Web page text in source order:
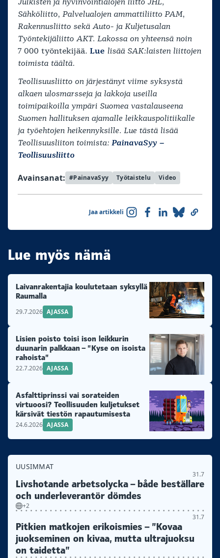
Sähköliitto, Palvelualojen ammattiliitto PAM,
Rakennusliitto sekä Auto- ja Kuljetusalan
Työntekijäliitto AKT. Lakossa on yhteensä noin
7 000 työntekijää. Lue lisää SAK:laisten liittojen
toimista täältä.
Teollisuusliitto on järjestänyt viime syksystä
alkaen ulosmarsseja ja lakkoja useilla
toimipaikoilla ympäri Suomea vastalauseena
Suomen hallituksen ajamalle leikkauspolitiikalle
ja työehtojen heikennyksille. Lue tästä lisää
Teollisuusliiton toimista: PainavaSyy –
Teollisuusliitto
Avainsanat: #PainavaSyy Työtaistelu Video
Jaa artikkeli
Lue myös nämä
Laivanrakentajia koulutetaan syksyllä
Raumalla
29.7.2026 AJASSA
Lisien poisto toisi ison leikkurin
duunarin palkkaan – ”Kyse on isoista
rahoista”
22.7.2026 AJASSA
Asfalttiprinssi vai sorateiden
virtuoosi? Teollisuuden kuljetukset
kärsivät tiestön rapautumisesta
24.6.2026 AJASSA
UUSIMMAT
31.7
Livshotande arbetsolycka – både beställare
och underleverantör dömdes
+2
31.7
Pitkien matkojen erikoismies – ”Kovaa
juokseminen on kivaa, mutta ultrajuoksu
on taidetta”